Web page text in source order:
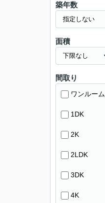
築年数
面積
間取り
ワンルーム
1DK
2K
2LDK
3DK
4K